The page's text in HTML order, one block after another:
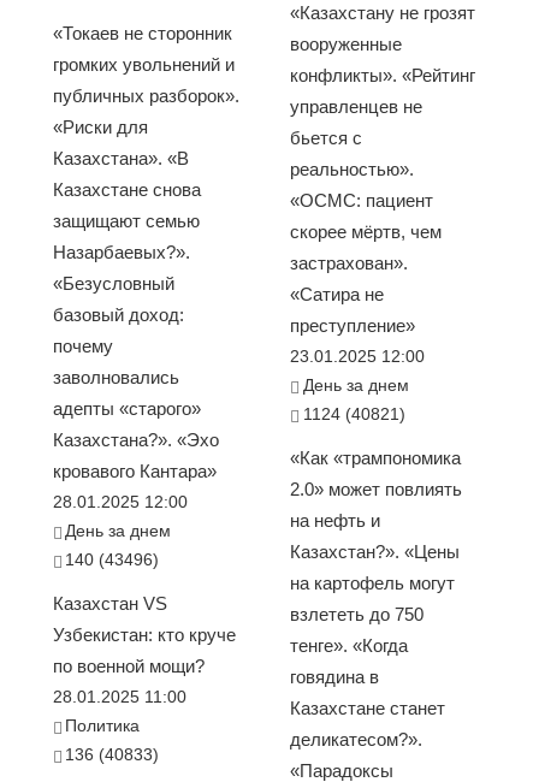
«Токаев не сторонник
громких увольнений и
публичных разборок».
«Риски для
Казахстана». «В
Казахстане снова
защищают семью
Назарбаевых?».
«Безусловный
базовый доход:
почему
заволновались
адепты «старого»
Казахстана?». «Эхо
кровавого Кантара»
28.01.2025 12:00
День за днем
140 (43496)
Казахстан VS
Узбекистан: кто круче
по военной мощи?
28.01.2025 11:00
Политика
136 (40833)
«Казахстану не грозят
вооруженные
конфликты». «Рейтинг
управленцев не
бьется с
реальностью».
«ОСМС: пациент
скорее мёртв, чем
застрахован».
«Сатира не
преступление»
23.01.2025 12:00
День за днем
1124 (40821)
«Как «трампономика
2.0» может повлиять
на нефть и
Казахстан?». «Цены
на картофель могут
взлететь до 750
тенге». «Когда
говядина в
Казахстане станет
деликатесом?».
«Парадоксы